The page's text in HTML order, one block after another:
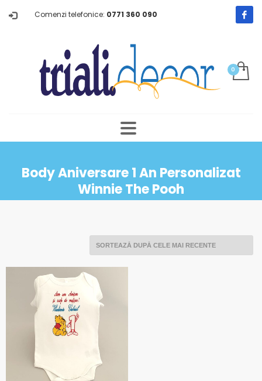
Comenzi telefonice: 0771 360 090
Body Aniversare 1 An Personalizat
Winnie The Pooh